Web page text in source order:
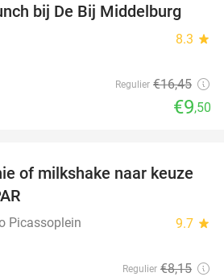
42%
bij De Bij Middelburg
8.3 star
Regulier €16,45
€9,50
36%
of milkshake naar keuze
Picassoplein 9.7 star
Regulier €8,15